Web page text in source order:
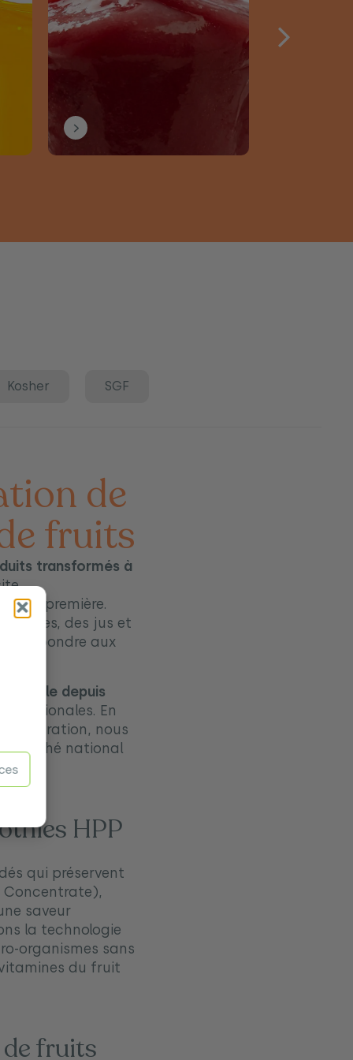
Kosher SGF
de
fruits
transformés à
première.
purées, des jus et
répondre aux
totale depuis
En
maturation, nous
marché national
HPP
qui préservent
Concentrate),
saveur
la technologie
organismes sans
du fruit
fruits